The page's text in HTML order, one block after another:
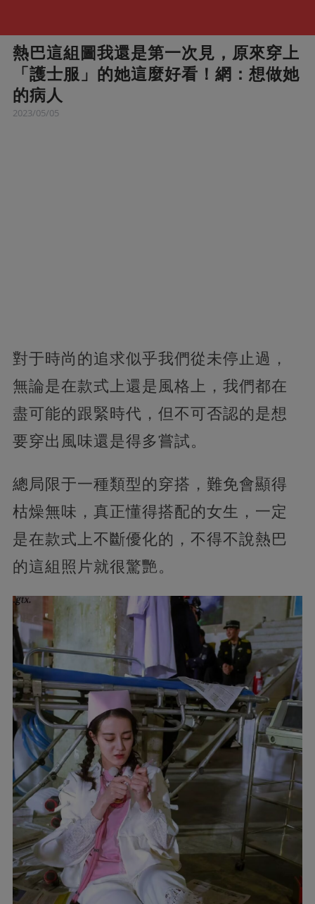
熱巴這組圖我還是第一次見，原來穿上
「護士服」的她這麼好看！網：想做她
的病人
2023/05/05
對于時尚的追求似乎我們從未停止過，
無論是在款式上還是風格上，我們都在
盡可能的跟緊時代，但不可否認的是想
要穿出風味還是得多嘗試。
總局限于一種類型的穿搭，難免會顯得
枯燥無味，真正懂得搭配的女生，一定
是在款式上不斷優化的，不得不說熱巴
的這組照片就很驚艷。